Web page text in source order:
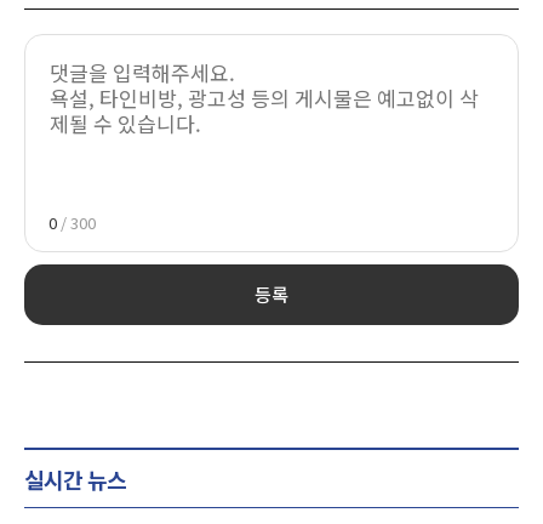
0 / 300
등록
실시간 뉴스